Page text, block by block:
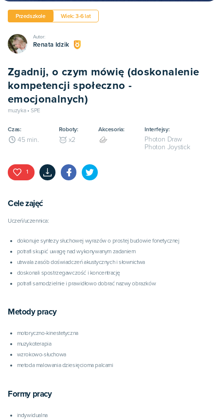
Przedszkole Wiek: 3-6 lat
Autor:
Renata Idzik
Zgadnij, o czym mówię (doskonalenie
kompetencji społeczno -
emocjonalnych)
muzyka • SPE
Czas:
45min.
Roboty:
x2
Akcesoria: Interfejsy:
Photon Draw
Photon Joystick
1
Cele zajęć
Uczeń/uczennica:
dokonuje syntezy słuchowej wyrazów o prostej budowie fonetycznej
potrafi skupić uwagę nad wykonywanym zadaniem
utrwala zasób doświadczeń akustycznych i słownictwa
doskonali spostrzegawczość i koncentrację
potrafi samodzielnie i prawidłowo dobrać nazwy obrazków
Metody pracy
motoryczno-kinestetyczna
muzykoterapia
wzrokowo-słuchowa
metoda malowania dziesięcioma palcami
Formy pracy
indywidualna